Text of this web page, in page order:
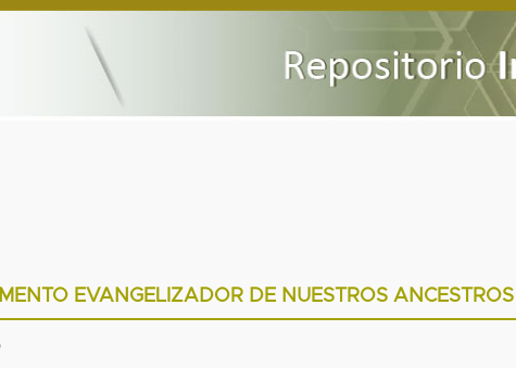
EVANGELIZADOR DE NUESTROS ANCESTROS